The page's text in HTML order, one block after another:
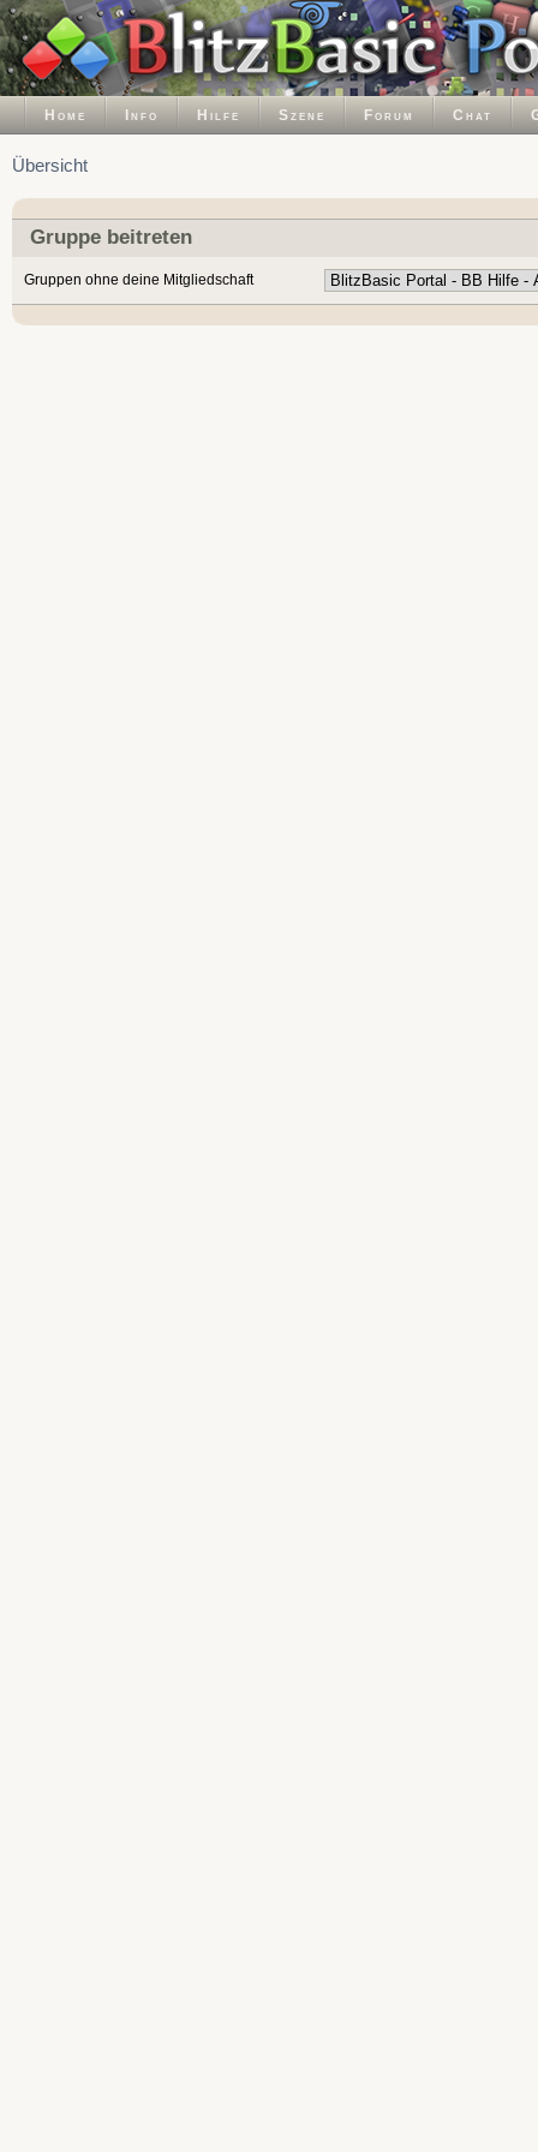
Home Info Hilfe Szene Forum Chat
Übersicht
Gruppe beitreten
Gruppen ohne deine Mitgliedschaft